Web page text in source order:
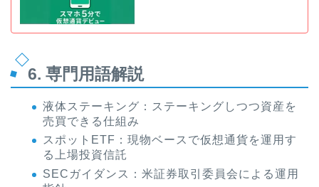
6. 専門用語解説
液体ステーキング：ステーキングしつつ資産を
売買できる仕組み
スポットETF：現物ベースで仮想通貨を運用す
る上場投資信託
SECガイダンス：米証券取引委員会による運用